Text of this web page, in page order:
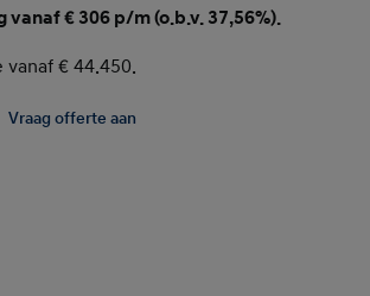
€ 306 p/m (o.b.v. 37,56%).
vanaf € 44.450.
Vraag offerte aan